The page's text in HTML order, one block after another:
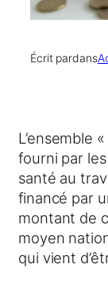
Écrit pardans
L’ensemble
fourni par
santé au
financé par
montant de
moyen
qui vient